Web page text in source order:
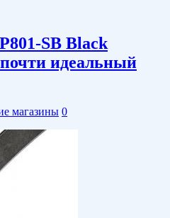
SB Black
идеальный
магазины 0